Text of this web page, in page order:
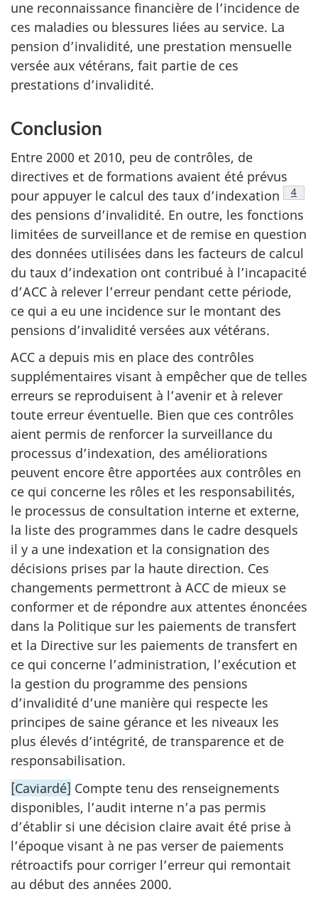
une reconnaissance financière de l’incidence de
ces maladies ou blessures liées au service. La
pension d’invalidité, une prestation mensuelle
versée aux vétérans, fait partie de ces
prestations d’invalidité.
Conclusion
Entre 2000 et 2010, peu de contrôles, de
directives et de formations avaient été prévus
pour appuyer le calcul des taux d’indexation
Voir
4
des pensions d’invalidité. En outre, les fonctions
limitées de surveillance et de remise en question
des données utilisées dans les facteurs de calcul
du taux d’indexation ont contribué à l’incapacité
d’ACC à relever l’erreur pendant cette période,
ce qui a eu une incidence sur le montant des
pensions d’invalidité versées aux vétérans.
ACC a depuis mis en place des contrôles
supplémentaires visant à empêcher que de telles
erreurs se reproduisent à l’avenir et à relever
toute erreur éventuelle. Bien que ces contrôles
aient permis de renforcer la surveillance du
processus d’indexation, des améliorations
peuvent encore être apportées aux contrôles en
ce qui concerne les rôles et les responsabilités,
le processus de consultation interne et externe,
la liste des programmes dans le cadre desquels
il y a une indexation et la consignation des
décisions prises par la haute direction. Ces
changements permettront à ACC de mieux se
conformer et de répondre aux attentes énoncées
dans la Politique sur les paiements de transfert
et la Directive sur les paiements de transfert en
ce qui concerne l’administration, l’exécution et
la gestion du programme des pensions
d’invalidité d’une manière qui respecte les
principes de saine gérance et les niveaux les
plus élevés d’intégrité, de transparence et de
responsabilisation.
[Caviardé] Compte tenu des renseignements
disponibles, l’audit interne n’a pas permis
d’établir si une décision claire avait été prise à
l’époque visant à ne pas verser de paiements
rétroactifs pour corriger l’erreur qui remontait
au début des années 2000.